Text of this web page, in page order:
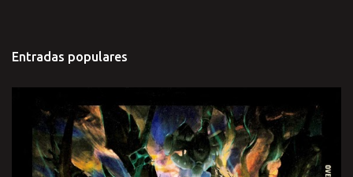
Entradas populares